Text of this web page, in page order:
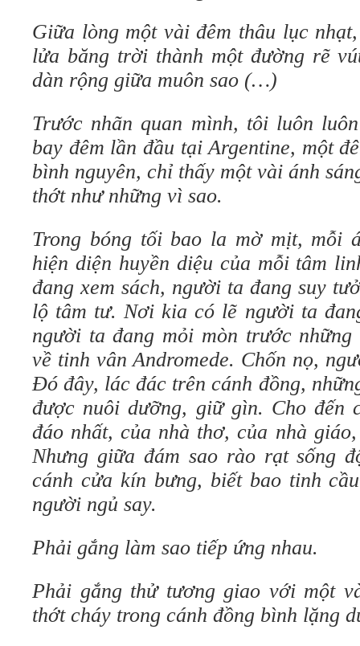
Giữa lòng một vài đêm thâu lục
lửa băng trời thành một đường rẽ
dàn rộng giữa muôn sao (…)
Trước nhãn quan mình, tôi luôn
bay đêm lần đầu tại Argentine, một
bình nguyên, chỉ thấy một vài ánh
thớt như những vì sao.
Trong bóng tối bao la mờ mịt, mỗi
hiện diện huyền diệu của mỗi tâm
đang xem sách, người ta đang suy
lộ tâm tư. Nơi kia có lẽ người ta
người ta đang mỏi mòn trước
về tinh vân Andromede. Chốn nọ,
Đó đây, lác đác trên cánh đồng,
được nuôi dưỡng, giữ gìn. Cho đến
đáo nhất, của nhà thơ, của nhà
Nhưng giữa đám sao rào rạt sống
cánh cửa kín bưng, biết bao tinh
người ngủ say.
Phải gắng làm sao tiếp ứng nhau.
Phải gắng thử tương giao với một
thớt cháy trong cánh đồng bình